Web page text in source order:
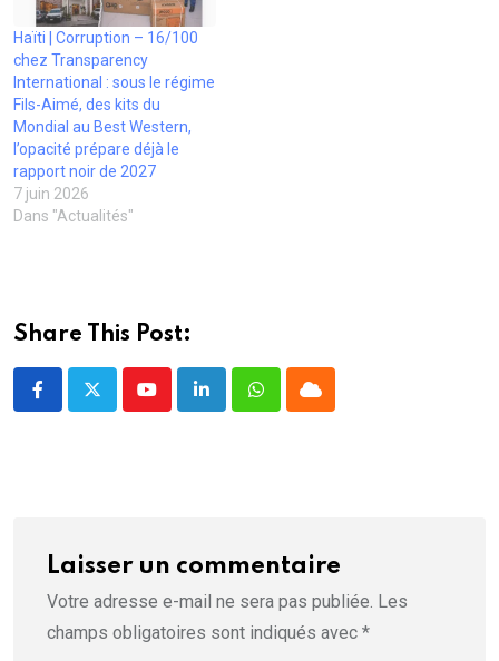
u
v
e
l
e
f
e
n
ê
t
r
e
)
ê
t
r
e
Haïti | Corruption – 16/100
chez Transparency
International : sous le régime
Fils-Aimé, des kits du
Mondial au Best Western,
l’opacité prépare déjà le
rapport noir de 2027
7 juin 2026
Dans "Actualités"
Share This Post:
YoutubeLinkedInWhatsappCloud
Laisser un commentaire
Votre adresse e-mail ne sera pas publiée. Les
champs obligatoires sont indiqués avec *